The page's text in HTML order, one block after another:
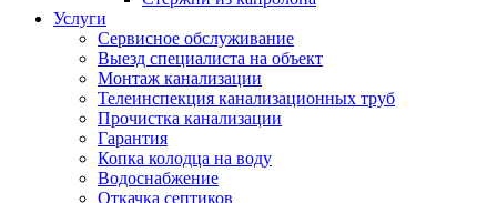
Услуги
Сервисное обслуживание
Выезд специалиста на объект
Монтаж канализации
Телеинспекция канализационных труб
Прочистка канализации
Гарантия
Копка колодца на воду
Водоснабжение
Откачка септиков